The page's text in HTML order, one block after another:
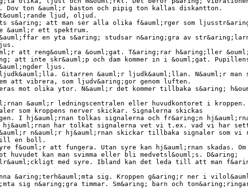
ton &auml;r baston och pipig ton kallas diskantton.
ljud, oljud.
s&aring; att man ser alla olika f&auml;rger som
&auml;r ett spektrum.
en yta s&aring; studsar n&aring;gra av
att reng&ouml;ra &ouml;gat. T&aring;rar h&aring;ller
att inte skr&auml;p och dam kommer in i &ouml;gat.
ljus.
Gitarren &auml;r ljudk&auml;llan. N&auml;r man
att vibrera, som ljudv&aring;gor genom luften.
mot olika ytor. N&auml;r det kommer tillbaka s&aring;
&auml;r ledningscentralen eller huvudkontoret i kroppen.
som kroppens nerver skickar. Signalerna skickas
I hj&auml;rnan tolkas signalerna och fr&aring;n
hj&auml;rnan har tolkat signalerna vet vi t.ex. vad vi har
n&auml;r hj&auml;rnan skickar tillbaka signaler som vi
till en boll.
f&ouml;r att fungera. Utan syre kan hj&auml;rnan skadas.
huvudet kan man svimma eller bli medvetsl&ouml;s. D&aring;
med syre. Ibland kan det leda till att man
&aring;terh&auml;mta sig. Kroppen g&aring;r ner i
sig n&aring;gra timmar. Sm&aring; barn och